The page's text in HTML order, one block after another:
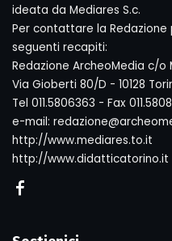
ideata da Mediares S.c.
Per contattare la
seguenti recapiti:
Redazione ArcheoMedia c/o
Via Gioberti 80/D - 10128
Tel 011.5806363 - Fax
e-mail:
http://www.mediares.to.it
http://www.didatticatorino.it